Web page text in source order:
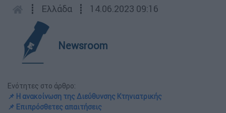
┋ Ελλάδα ┋ 14.06.2023 09:16
Newsroom
Ενότητες στο άρθρο:
📌 Η ανακοίνωση της Διεύθυνσης Κτηνιατρικής
📌 Επιπρόσθετες απαιτήσεις